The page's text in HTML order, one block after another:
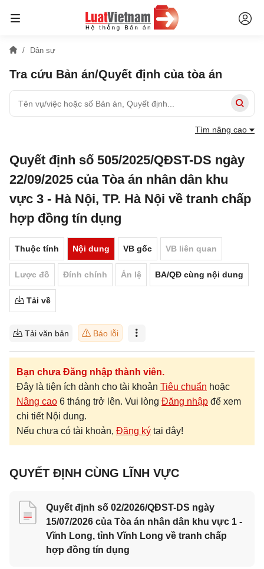
Dân sự
Tra cứu Bản án/Quyết định của tòa án
Tìm nâng cao
Quyết định số 505/2025/QĐST-DS ngày
22/09/2025 của Tòa án nhân dân khu
vực 3 - Hà Nội, TP. Hà Nội về tranh chấp
hợp đồng tín dụng
Thuộc tính Nội dung VB gốc VB liên quan
Lược đồ Đính chính Án lệ BA/QĐ cùng nội dung
Tải về
Tải văn bản Báo lỗi
Bạn chưa Đăng nhập thành viên.
Đây là tiện ích dành cho tài khoản Tiêu chuẩn hoặc
Nâng cao 6 tháng trở lên. Vui lòng Đăng nhập để xem
chi tiết Nội dung.
Nếu chưa có tài khoản, Đăng ký tại đây!
QUYẾT ĐỊNH CÙNG LĨNH VỰC
Quyết định số 02/2026/QĐST-DS ngày
15/07/2026 của Tòa án nhân dân khu vực 1 -
Vĩnh Long, tỉnh Vĩnh Long về tranh chấp
hợp đồng tín dụng